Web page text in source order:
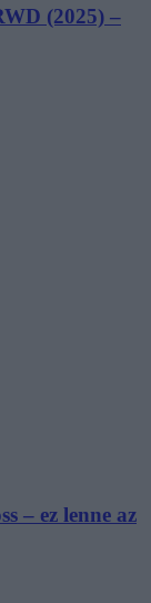
(2025) –
– ez lenne az